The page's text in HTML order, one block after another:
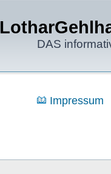
DAS
Impressum